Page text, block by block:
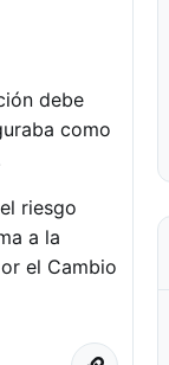
debe
como
riesgo
a la
el Cambio